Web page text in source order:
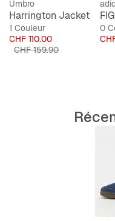
Umbro
Harrington Jacket
1 Couleur
Prix
CHF 110.00
Prix original
CHF 159.90
0
Prix